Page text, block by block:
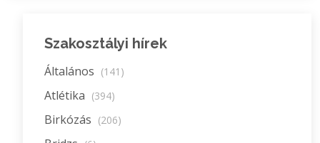
Szakosztályi hírek
Általános (141)
Atlétika (394)
Birkózás (206)